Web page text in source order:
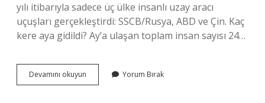
yılı itibarıyla sadece üç ülke insanlı uzay aracı
uçuşları gerçekleştirdi: SSCB/Rusya, ABD ve Çin. Kaç
kere aya gidildi? Ay’a ulaşan toplam insan sayısı 24…
Devamını okuyun
Hangi
Yorum Bırak